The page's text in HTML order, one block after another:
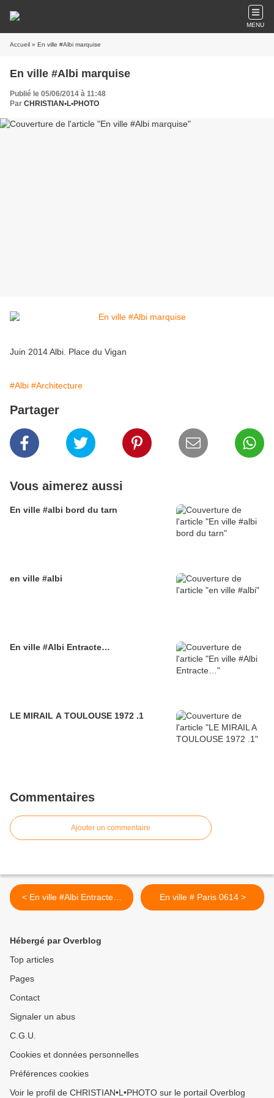
MENU
Accueil » En ville #Albi marquise
En ville #Albi marquise
Publié le 05/06/2014 à 11:48
Par CHRISTIAN•L•PHOTO
Juin 2014 Albi. Place du Vigan
#Albi #Architecture
Partager
Vous aimerez aussi
En ville #albi bord du tarn
en ville #albi
En ville #Albi Entracte…
LE MIRAIL A TOULOUSE 1972 .1
Commentaires
Ajouter un commentaire
< En ville #Albi Entracte… En ville # Paris 0614 >
Hébergé par Overblog
Top articles
Pages
Contact
Signaler un abus
C.G.U.
Cookies et données personnelles
Préférences cookies
Voir le profil de CHRISTIAN•L•PHOTO sur le portail Overblog